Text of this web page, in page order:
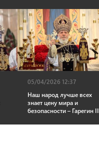
05/04/2026 12:37
Наш народ лучше всех
знает цену мира и
безопасности – Гарегин II